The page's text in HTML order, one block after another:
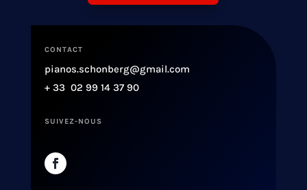
CONTACT
pianos.schonberg@gmail.com
+ 33 02 99 14 37 90
SUIVEZ-NOUS